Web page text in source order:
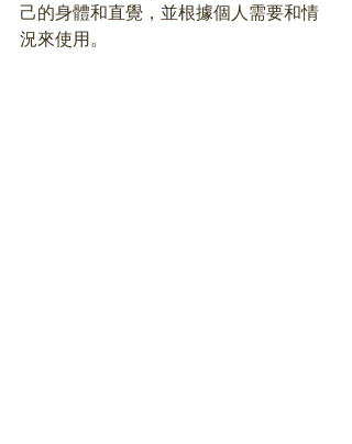
己的身體和直覺，並根據個人需要和情
況來使用。